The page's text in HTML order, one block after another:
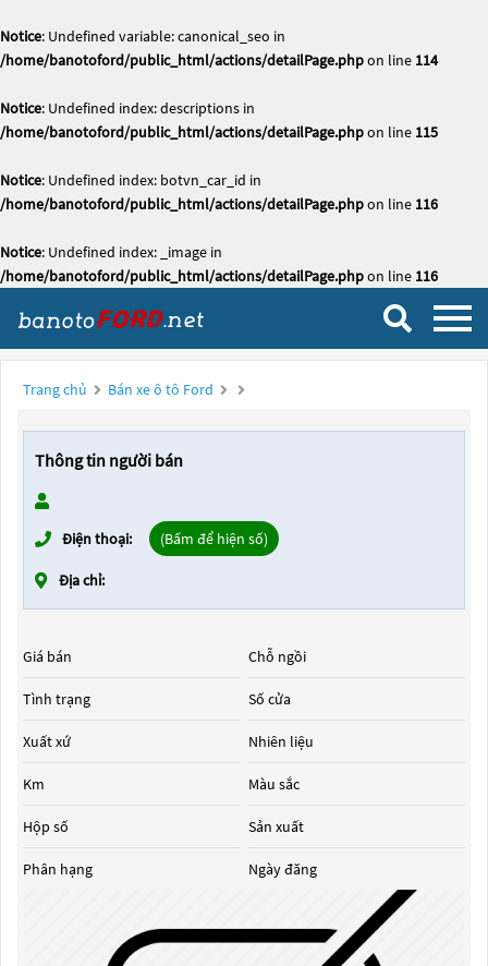
Notice: Undefined variable: canonical_seo in
/home/banotoford/public_html/actions/detailPage.phpon line 114
Notice: Undefined index: descriptions in
/home/banotoford/public_html/actions/detailPage.phpon line 115
Notice: Undefined index: botvn_car_id in
/home/banotoford/public_html/actions/detailPage.phpon line 116
Notice: Undefined index: _image in
/home/banotoford/public_html/actions/detailPage.phpon line 116
Trang chủ Bán xe ô tô Ford
Thông tin người bán
Điện thoại: (Bấm để hiện số)
Địa chỉ:
Giá bán
Tình trạng
Xuất xứ
Km
Hộp số
Phân hạng
Chỗ ngồi
Số cửa
Nhiên liệu
Màu sắc
Sản xuất
Ngày đăng